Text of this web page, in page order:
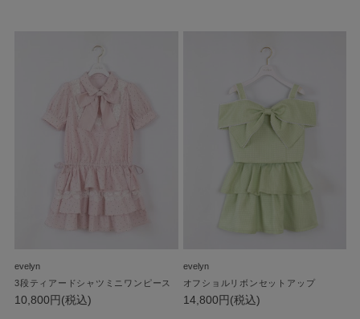
evelyn
3段ティアードシャツミニワンピース
10,800円(税込)
evelyn
オフショルリボンセットアップ
14,800円(税込)